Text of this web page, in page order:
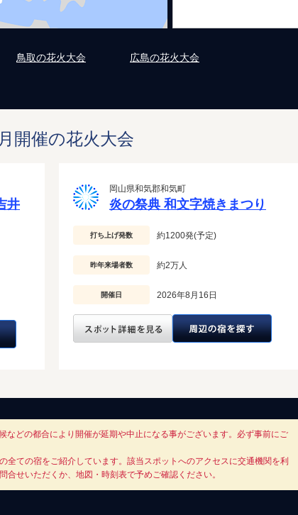
鳥取の花火大会
広島の花火大会
開催の花火大会
井
岡山県和気郡和気町
炎の祭典 和文字焼きまつり
打ち上げ発数 約1200発(予定)
昨年来場者数 約2万人
開催日 2026年8月16日
どの都合により開催が延期や中止になる事がございます。必ず事前にご
全ての宿をご紹介しています。該当スポットへのアクセスに交通機関を利
せいただくか、地図・時刻表で予めご確認ください。